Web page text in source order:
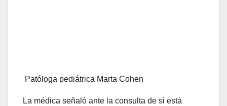
Patóloga pediátrica Marta Cohen
La médica señaló ante la consulta de si está